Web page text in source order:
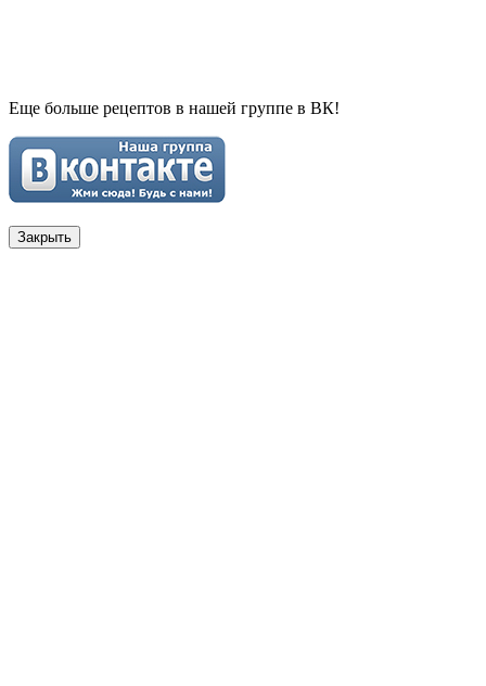
Еще больше рецептов в нашей группе в ВК!
Закрыть